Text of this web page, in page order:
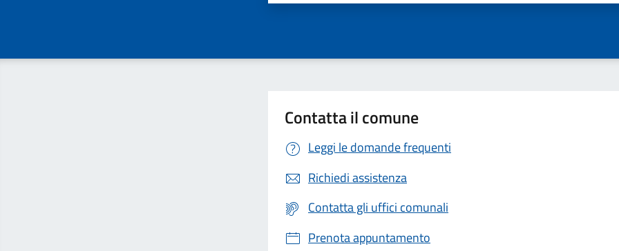
Contatta il comune
Leggi le domande frequenti
Richiedi assistenza
Contatta gli uffici comunali
Prenota appuntamento